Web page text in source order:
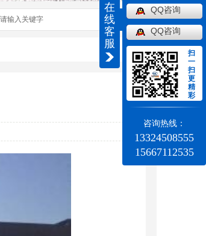
搜索
在
线
客
服
QQ咨询
QQ咨询
扫
一
扫
更
精
彩
咨询热线：
13324508555
15667112535